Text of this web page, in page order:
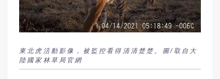
東北虎活動影像，被監控看得清清楚楚。圖/取自大
陸國家林草局官網